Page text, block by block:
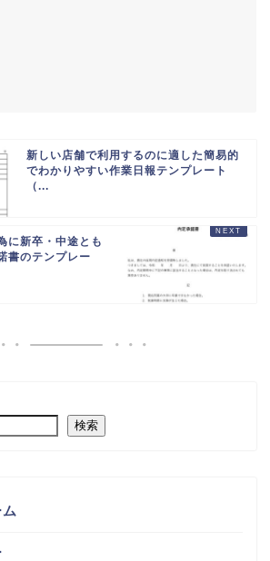
新しい店舗で利用するのに適した簡易的
でわかりやすい作業日報テンプレート
（...
に新卒・中途とも
書のテンプレー
検索